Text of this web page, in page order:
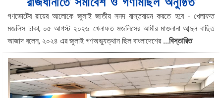
গণভোটের রায়ের আলোকে জুলাই জাতীয় সনদ বাস্তবায়ন করতে হবে - খেলাফত
মজলিস ঢাকা, ০৫ আগস্ট ২০২৬: খেলাফত মজলিসের আমীর মাওলানা আব্দুল বাছিত
আজাদ বলেন, ২০২৪ এর জুলাই গণঅভ্যুত্থান ছিল বাংলাদেশের ...বিস্তারিত